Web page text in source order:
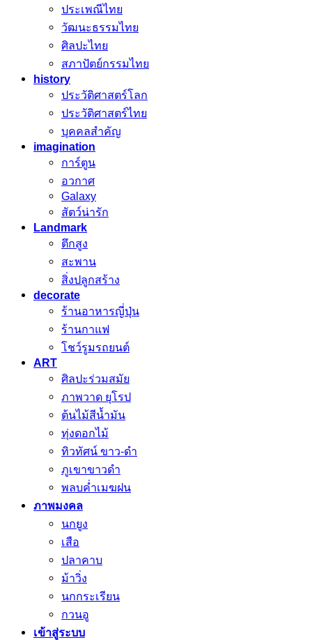
ประเพณีไทย
วัฒนะธรรมไทย
ศิลปะไทย
สภาปัตย์กรรมไทย
history
ประวัติศาสตร์โลก
ประวัติศาสตร์ไทย
บุคคลสำคัญ
imagination
การ์ตูน
อวกาศ
Galaxy
สัตว์น่ารัก
Landmark
ตึกสูง
สะพาน
สิ่งปลูกสร้าง
decorate
ร้านอาหารญี่ปุ่น
ร้านกาแฟ
โชว์รูมรถยนต์
ART
ศิลปะร่วมสมัย
ภาพวาด ยุโรป
ต้นไม้สีน้ำมัน
ทุ่งดอกไม้
ทิวทัศน์ ขาว-ดำ
ภูเขาขาวดำ
พลบค่ำเมฆฝน
ภาพมงคล
นกยูง
เสือ
ปลาคาบ
ม้าวิ่ง
นกกระเรียน
กวนอู
เข้าสู่ระบบ